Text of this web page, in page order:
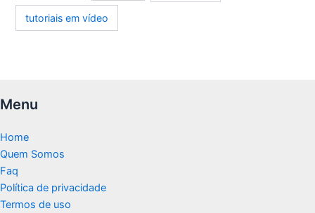
tutoriais em vídeo
Menu
Home
Quem Somos
Faq
Política de privacidade
Termos de uso